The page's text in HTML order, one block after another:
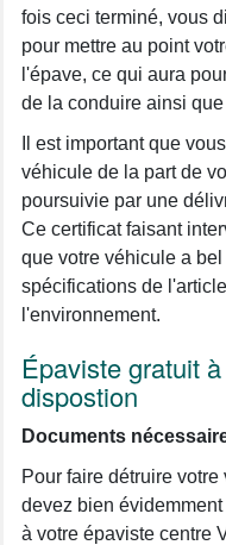
fois ceci terminé, vous
pour mettre au point
l'épave, ce qui aura
de la conduire ainsi
Il est important que
véhicule de la part de
poursuivie par une
Ce certificat faisant
que votre véhicule a
spécifications de
l'environnement.
Épaviste gratuit
dispostion
Documents
Pour faire détruire
devez bien
à votre épaviste centre